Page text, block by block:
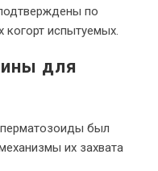
по
испытуемых.
для
был
их захвата